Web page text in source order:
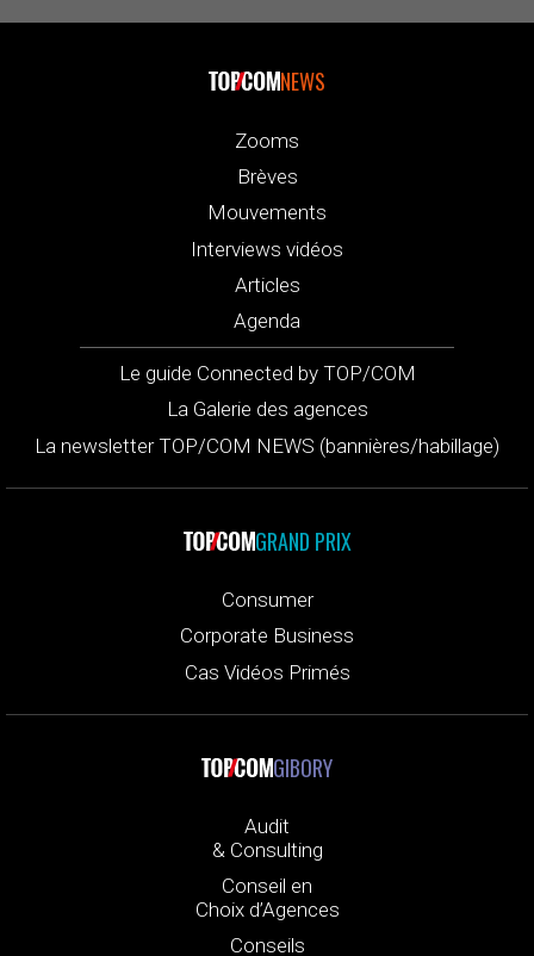
NEWS
Zooms
Brèves
Mouvements
Interviews vidéos
Articles
Agenda
Le guide Connected by TOP/COM
La Galerie des agences
La newsletter TOP/COM NEWS (bannières/habillage)
GRAND PRIX
Consumer
Corporate Business
Cas Vidéos Primés
GIBORY
Audit
& Consulting
Conseil en
Choix d’Agences
Conseils